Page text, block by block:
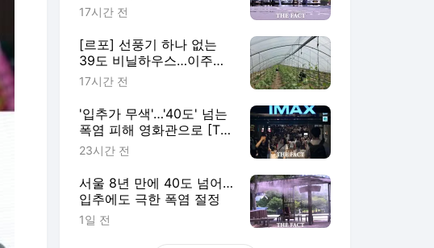
동해안에 폭우
17시간 전
[르포] 선풍기 하나 없는
39도 비닐하우스…이주노
동자의 '악몽같은 폭염'
17시간 전
'입추가 무색'…'40도' 넘는
폭염 피해 영화관으로 [TF
사진관]
23시간 전
서울 8년 만에 40도 넘어…
입추에도 극한 폭염 절정
1일 전